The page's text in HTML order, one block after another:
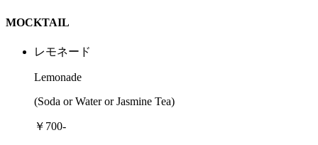
MOCKTAIL
レモネード
Lemonade
(Soda or Water or Jasmine Tea)
￥700-